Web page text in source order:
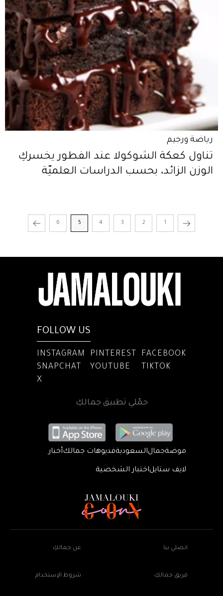
رياضة ورجيم
تناول كعكة الشوكولا عند الفطور يخسركِ
الوزن الزائد، بحسب الدراسات العلميّة
1
2
3
4
5
6
FOLLOW US
INSTAGRAM PINTEREST
FACEBOOK
SNAPCHAT
YOUTUBE
TIKTOK
X
حمّلي تطبيق جمالكِ
موضةجمالالسعوديةفديوهات جمالكأخبار
لايف ستايلاختبار الشخصية
اتصلي بنا عن جمالكِ
فريق جمالكِ شروط الإستخدام